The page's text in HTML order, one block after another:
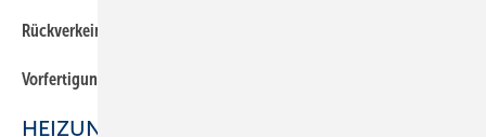
Rückverkeimung verhindern
Vorfertigung für individuelle Bäder
HEIZUNG